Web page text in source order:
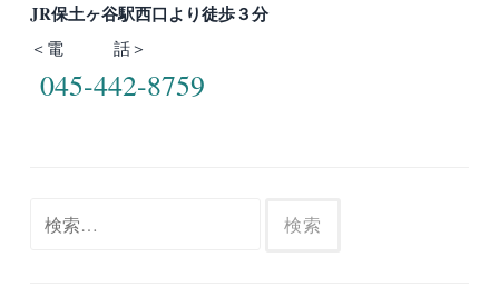
JR保土ヶ谷駅西口より徒歩３分
＜電 話＞
045-442-8759